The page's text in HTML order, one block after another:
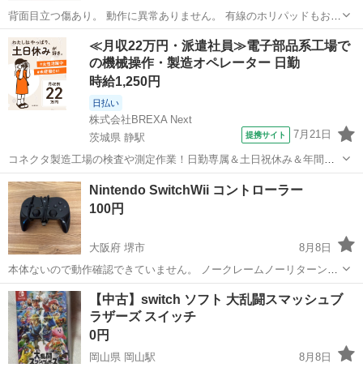
背面目立つ傷あり。 動作に異常ありません。 有線のホリパッドもお付
けいたします。
茨城 鹿嶋市 鹿島サッカースタジアム（臨）駅 その他
ホリパッド
≪月収22万円・派遣社員≫電子部品系工場で
の機械操作・製造オペレーター 日勤
時給1,250円
日払い
株式会社BREXA Next
茨城県 静駅
提携サイト 7月21日
コネクタ製造工場の検査や測定作業！日勤専属＆土日祝休み＆年間休
日128日★クリーンルーム内作業★マイカー通勤OK＆無料駐車場あり
★就業先食堂利用可！日払い制度あり！《茨城県常陸大宮市》 人気の
工場のお仕事 ◇コネクタ製造工...
茨城 常陸大宮市
Nintendo SwitchWii コントローラー
100円
大阪府 堺市
8月8日
本体ないので動作確認できていません。 ノークレームノーリターンで
お願いいたします。
大阪 堺市 テレビゲーム コントローラー
【中古】switch ソフト 大乱闘スマッシュブ
ラザーズ スイッチ
0円
岡山県 岡山駅
8月8日